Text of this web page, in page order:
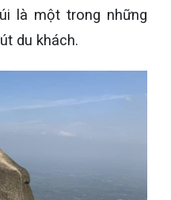
là một trong những
du khách.